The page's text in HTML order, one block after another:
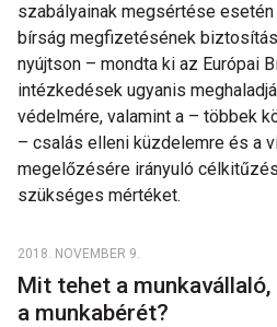
szabályainak megsértése
bírság megfizetésének
nyújtson – mondta ki az Európai
intézkedések ugyanis
védelmére, valamint a – többek
– csalás elleni küzdelemre és a
megelőzésére irányuló
szükséges mértéket.
2018. NOVEMBER 9.
Mit tehet a
a munkabérét?